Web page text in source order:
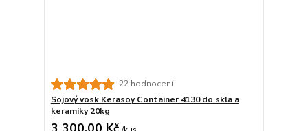
22 hodnocení
Sojový vosk Kerasoy Container 4130 do skla a
keramiky 20kg